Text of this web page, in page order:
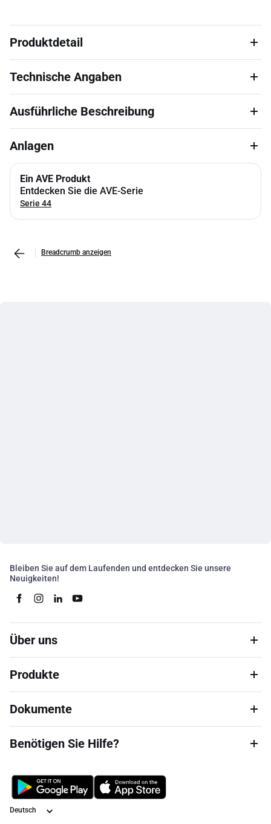
Produktdetail
Technische Angaben
Ausführliche Beschreibung
Anlagen
Ein AVE Produkt
Entdecken Sie die AVE-Serie
Serie 44
Breadcrumb anzeigen
Bleiben Sie auf dem Laufenden und entdecken Sie unsere
Neuigkeiten!
Über uns
Produkte
Dokumente
Benötigen Sie Hilfe?
Sprache